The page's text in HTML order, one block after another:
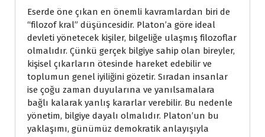
Eserde öne çıkan en önemli kavramlardan biri de
“filozof kral” düşüncesidir. Platon’a göre ideal
devleti yönetecek kişiler, bilgeliğe ulaşmış filozoflar
olmalıdır. Çünkü gerçek bilgiye sahip olan bireyler,
kişisel çıkarların ötesinde hareket edebilir ve
toplumun genel iyiliğini gözetir. Sıradan insanlar
ise çoğu zaman duyularına ve yanılsamalara
bağlı kalarak yanlış kararlar verebilir. Bu nedenle
yönetim, bilgiye dayalı olmalıdır. Platon’un bu
yaklaşımı, günümüz demokratik anlayışıyla